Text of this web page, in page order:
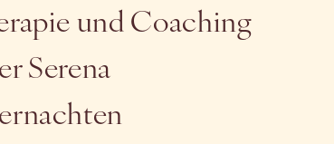
und Coaching
Serena